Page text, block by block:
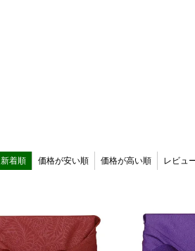
新着順 価格が安い順 価格が高い順 レビュ